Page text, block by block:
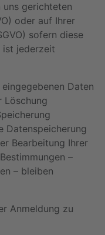
gerichteten
oder auf Ihrer
sofern diese
ist jederzeit
Daten
Löschung
Datenspeicherung
Bearbeitung Ihrer
–
– bleiben
Anmeldung zu